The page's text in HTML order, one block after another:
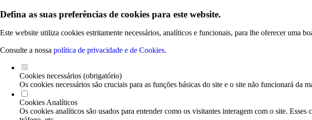
Defina as suas preferências de cookies para este website.
Este website utiliza cookies estritamente necessários, analíticos e funcionais, para lhe oferecer uma
Consulte a nossa política de privacidade e de Cookies.
Cookies necessários (obrigatório)
Os cookies necessários são cruciais para as funções básicas do site e o site não funcionará da
Cookies Analíticos
Os cookies analíticos são usados para entender como os visitantes interagem com o site.